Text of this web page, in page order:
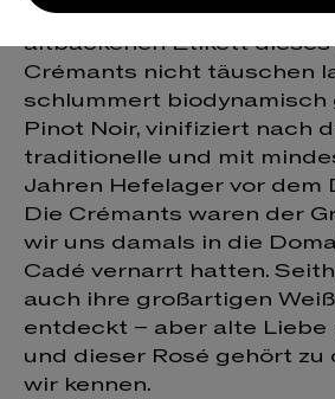
Man darf sich von dem
altbackenen Etikett dieses
Crémants nicht täuschen
schlummert biodynamisch
Pinot Noir, vinifiziert nach
traditionelle und mit
Jahren Hefelager vor dem
Die Crémants waren der
wir uns damals in die
Cadé vernarrt hatten.
auch ihre großartigen
entdeckt – aber alte Liebe
und dieser Rosé gehört zu
wir kennen.